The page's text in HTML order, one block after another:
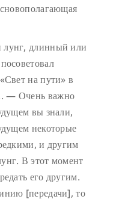
длинный или
на пути» в
— Очень важно
вы знали,
некоторые
и другим
В этот момент
его другим.
[передачи], то